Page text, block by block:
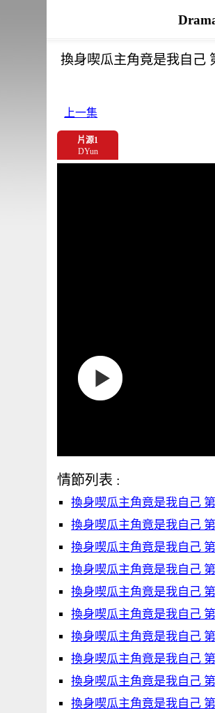
換身喫瓜主角竟是我自己
上一集
片源1
DYun
情節列表 :
換身喫瓜主角竟是我自己
換身喫瓜主角竟是我自己
換身喫瓜主角竟是我自己
換身喫瓜主角竟是我自己
換身喫瓜主角竟是我自己
換身喫瓜主角竟是我自己
換身喫瓜主角竟是我自己
換身喫瓜主角竟是我自己
換身喫瓜主角竟是我自己
換身喫瓜主角竟是我自己